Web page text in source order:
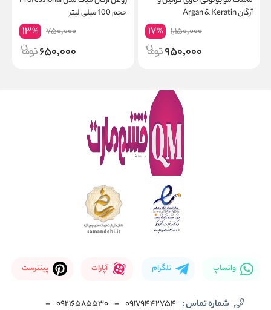
آرگان Argan & Keratin
1,150,000
17%
950,000
حجم 100 میلی لیتر
750,000
13%
650,000
واتساپ تلگرام آپارات پینترست
شماره تماس : 09179442754
-
09216585530
-